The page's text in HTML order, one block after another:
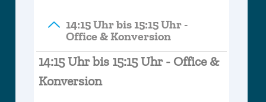
14:15 Uhr bis 15:15 Uhr -
Office & Konversion
14:15 Uhr bis 15:15 Uhr - Office &
Konversion